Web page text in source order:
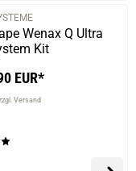
Wenax Q Ultra
Kit
EUR*
Versand